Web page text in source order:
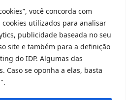
você concorda com
utilizados para analisar
publicidade baseada no seu
site e também para a definição
do IDP. Algumas das
Caso se oponha a elas, basta
cadastro da Instituição no Sistema e-
MEC